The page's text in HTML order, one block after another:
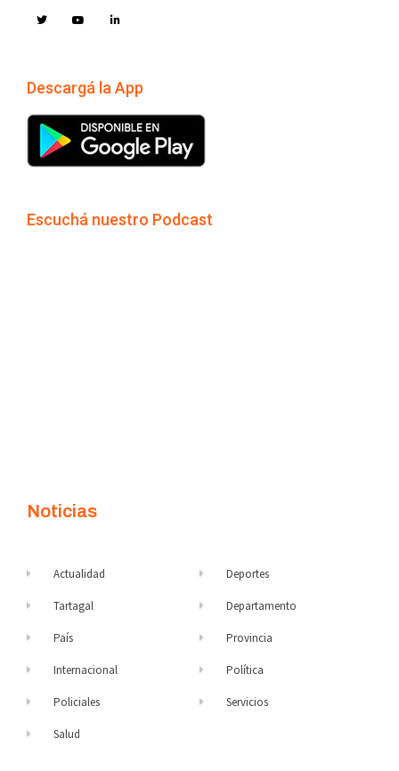
Descargá la App
Escuchá nuestro Podcast
Noticias
Actualidad
Tartagal
País
Internacional
Policiales
Salud
Deportes
Departamento
Provincia
Política
Servicios